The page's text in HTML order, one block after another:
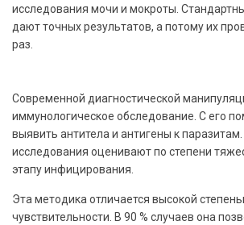
исследования мочи и мокроты.
дают точных результатов, а потому их
раз.
Современной диагностической
иммунологическое обследование. С его
выявить антитела и антигены к
исследования оценивают по степени
этапу инфицирования.
Эта методика отличается высокой
чувствительности. В 90 % случаев она